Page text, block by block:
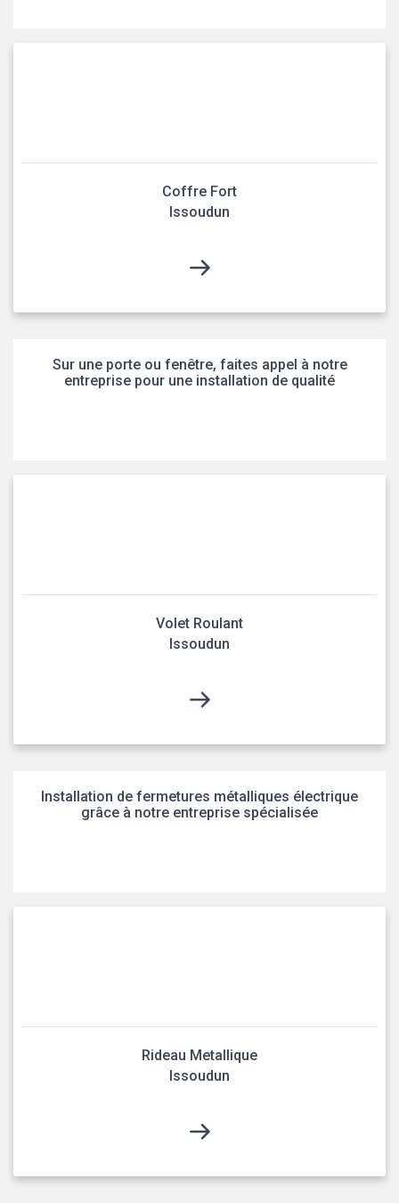
Coffre Fort
Issoudun
Sur une porte ou fenêtre, faites appel à notre
entreprise pour une installation de qualité
Volet Roulant
Issoudun
Installation de fermetures métalliques électrique
grâce à notre entreprise spécialisée
Rideau Metallique
Issoudun